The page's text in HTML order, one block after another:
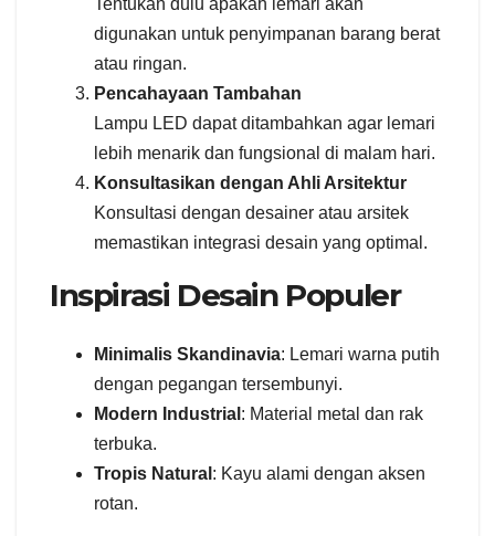
Tentukan dulu apakah lemari akan
digunakan untuk penyimpanan barang berat
atau ringan.
Pencahayaan Tambahan
Lampu LED dapat ditambahkan agar lemari
lebih menarik dan fungsional di malam hari.
Konsultasikan dengan Ahli Arsitektur
Konsultasi dengan desainer atau arsitek
memastikan integrasi desain yang optimal.
Inspirasi Desain Populer
Minimalis Skandinavia: Lemari warna putih
dengan pegangan tersembunyi.
Modern Industrial : Material metal dan rak
terbuka.
Tropis Natural : Kayu alami dengan aksen
rotan.